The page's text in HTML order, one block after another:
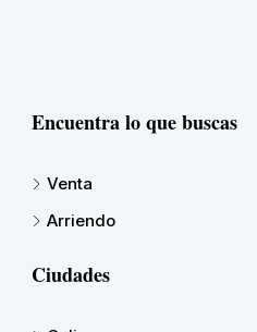
Encuentra lo que buscas
Venta
Arriendo
Ciudades